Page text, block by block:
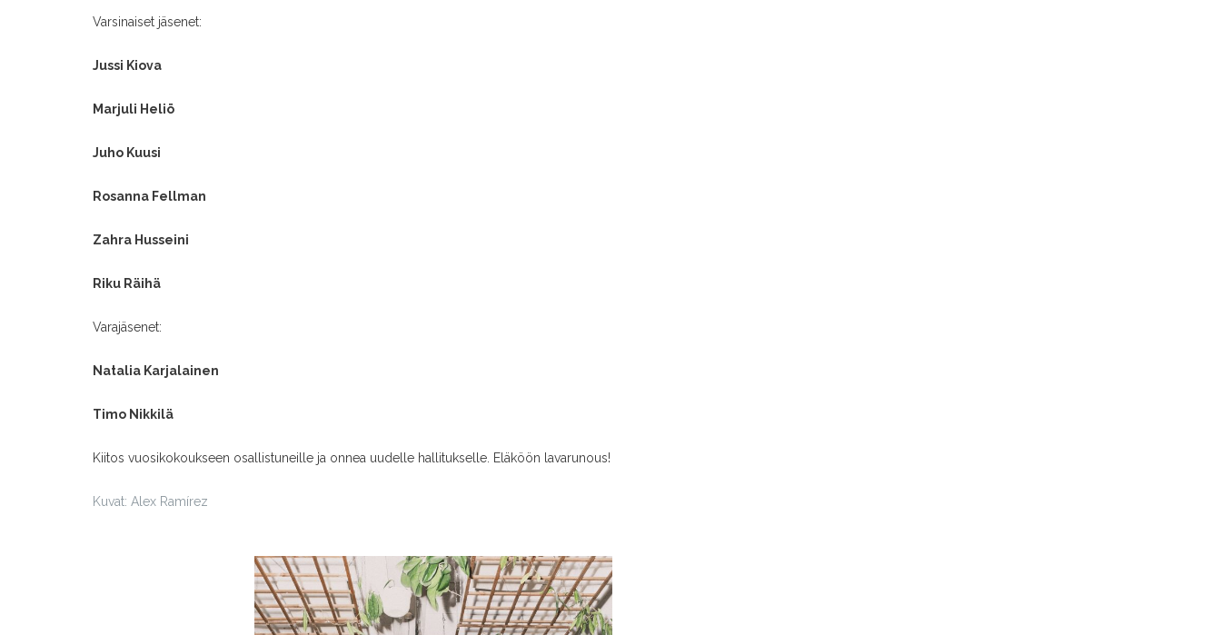
Varsinaiset jäsenet:
Jussi Kiova
Marjuli Heliö
Juho Kuusi
Rosanna Fellman
Zahra Husseini
Riku Räihä
Varajäsenet:
Natalia Karjalainen
Timo Nikkilä
Kiitos vuosikokoukseen osallistuneille ja onnea uudelle hallitukselle. Eläköön lavarunous!
Kuvat: Alex Ramírez